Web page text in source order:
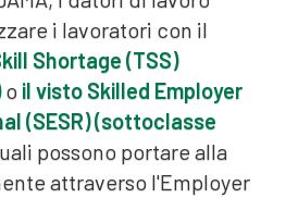
i lavoratori con il
Shortage (TSS)
o il visto Skilled Employer
(SESR) (sottoclasse
possono portare alla
attraverso l'Employer